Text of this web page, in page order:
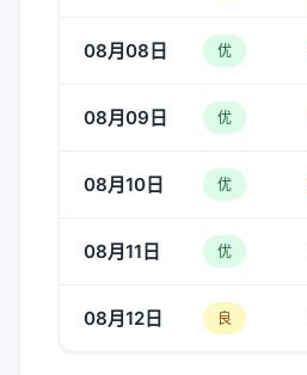
08月08日 优
08月09日 优
08月10日 优
08月11日 优
08月12日 良